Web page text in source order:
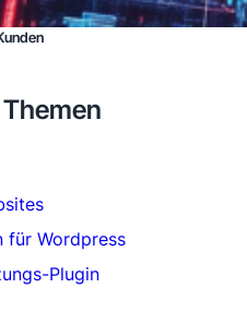
für Wordpress
Plugin